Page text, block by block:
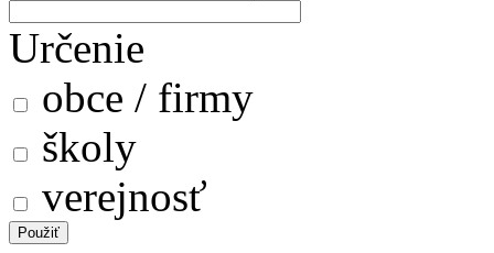
Určenie
obce / firmy
školy
verejnosť